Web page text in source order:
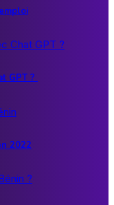
GPT ?
2022